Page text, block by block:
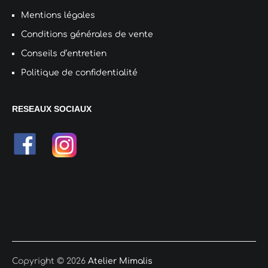
Mentions légales
Conditions générales de vente
Conseils d’entretien
Politique de confidentialité
RESEAUX SOCIAUX
Copyright © 2026 Atelier Mimalis